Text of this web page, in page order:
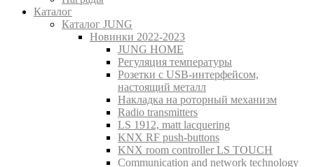
Каталог
Каталог JUNG
Новинки 2022-2023
JUNG HOME
Регуляция температуры
Розетки с USB-интерфейсом,
настоящий металл
Накладка на роторный механизм
Radio transmitters
LS 1912, matt lacquering
KNX RF push-buttons
KNX room controller LS TOUCH
Communication and network technology